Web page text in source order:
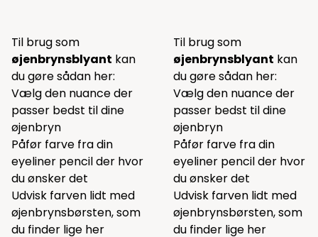
Til brug som
øjenbrynsblyant kan
du gøre sådan her:
Vælg den nuance der
passer bedst til dine
øjenbryn
Påfør farve fra din
eyeliner pencil der hvor
du ønsker det
Udvisk farven lidt med
øjenbrynsbørsten, som
du finder lige her
Til brug som
øjenbrynsblyant kan
du gøre sådan her:
Vælg den nuance der
passer bedst til dine
øjenbryn
Påfør farve fra din
eyeliner pencil der hvor
du ønsker det
Udvisk farven lidt med
øjenbrynsbørsten, som
du finder lige her